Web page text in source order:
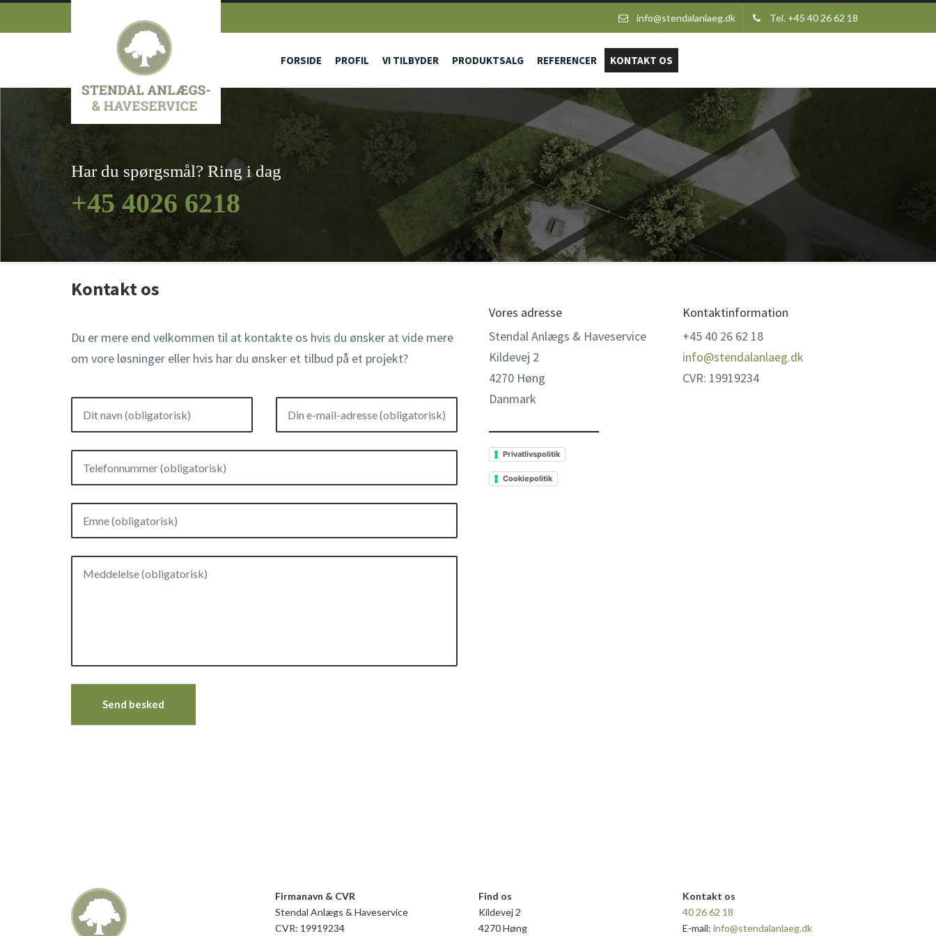
info@stendalanlaeg.dk Tel. +45 40 26 62 18
FORSIDE PROFIL VI TILBYDER PRODUKTSALG REFERENCER KONTAKT OS
+45 4026 6218
Har du spørgsmål? Ring i dag
Kontakt os
Du er mere end velkommen til at kontakte os hvis du ønsker at vide mere
om vore løsninger eller hvis har du ønsker et tilbud på et projekt?
(OBLIGATORISK)
TELEFONNUMMER
Send besked
Vores adresse
Stendal Anlægs & Haveservice
Kildevej 2
4270 Høng
Danmark
Kontaktinformation
+45 40 26 62 18
info@stendalanlaeg.dk
CVR: 19919234
Privatlivspolitik
Cookiepolitik
Firmanavn & CVR​
Stendal Anlægs & Haveservice
CVR: 19919234
Find os​
Kildevej 2
4270 Høng
Kontakt os
40 26 62 18
E-mail: info@stendalanlaeg.dk